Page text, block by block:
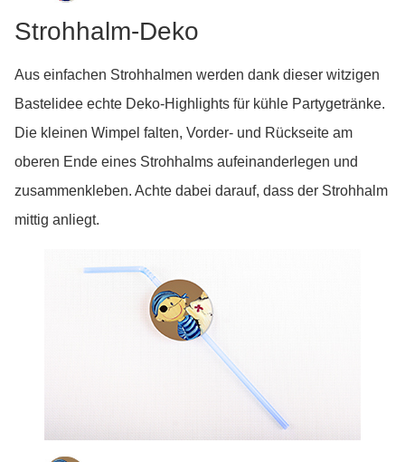
Strohhalm-Deko
Aus einfachen Strohhalmen werden dank dieser witzigen
Bastelidee echte Deko-Highlights für kühle Partygetränke.
Die kleinen Wimpel falten, Vorder- und Rückseite am
oberen Ende eines Strohhalms aufeinanderlegen und
zusammenkleben. Achte dabei darauf, dass der Strohhalm
mittig anliegt.